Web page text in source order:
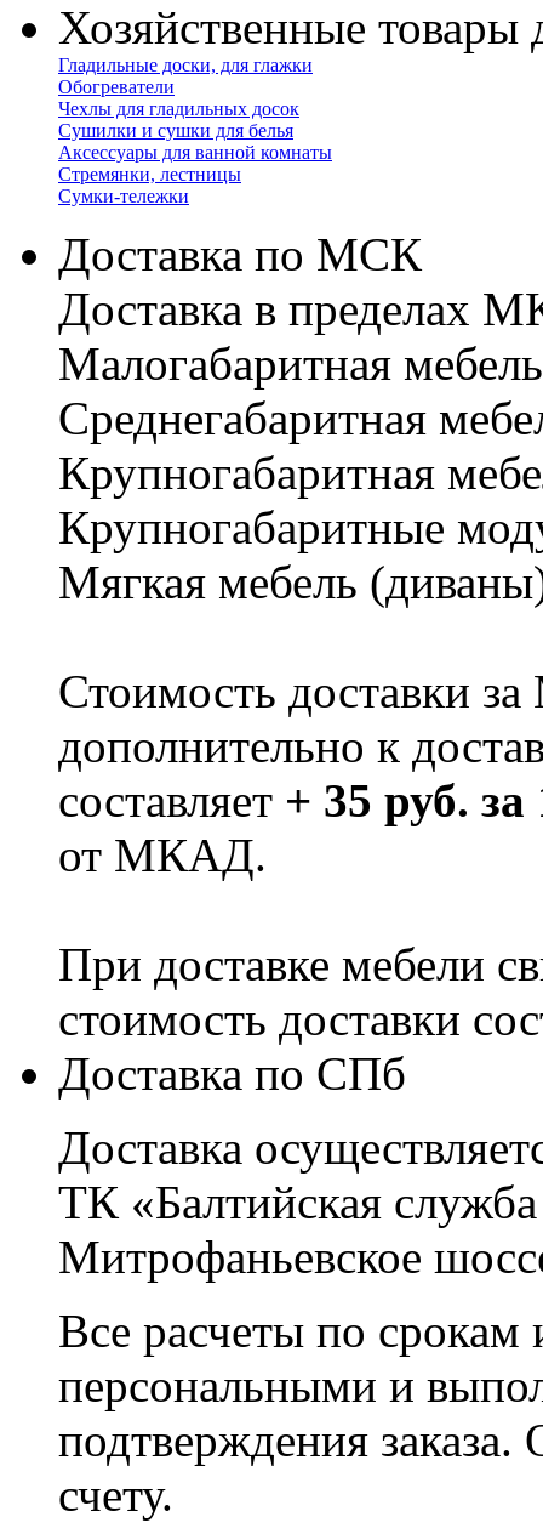
Хозяйственные товары
Гладильные доски, для глажки
Обогреватели
Чехлы для гладильных досок
Сушилки и сушки для белья
Аксессуары для ванной комнаты
Стремянки, лестницы
Сумки-тележки
Доставка по МСК
Доставка в пределах
Малогабаритная
Cреднегабаритная
Крупногабаритная
Крупногабаритные
Мягкая мебель
Стоимость доставки
дополнительно к
составляет + 35 руб.
от МКАД.
При доставке мебели
стоимость доставки
Доставка по СПб
Доставка
ТК «Балтийская
Митрофаньевское
Все расчеты по срокам
персональными и
подтверждения заказа.
счету.